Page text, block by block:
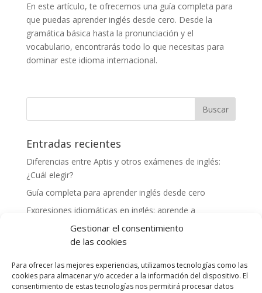
Gestionar el consentimiento
de las cookies
Para ofrecer las mejores experiencias, utilizamos tecnologías como las
cookies para almacenar y/o acceder a la información del dispositivo. El
consentimiento de estas tecnologías nos permitirá procesar datos
En este artículo, te ofrecemos una guía completa para
que puedas aprender inglés desde cero. Desde la
gramática básica hasta la pronunciación y el
vocabulario, encontrarás todo lo que necesitas para
dominar este idioma internacional.
Entradas recientes
Diferencias entre Aptis y otros exámenes de inglés:
¿Cuál elegir?
Guía completa para aprender inglés desde cero
Expresiones idiomáticas en inglés: aprende a
comunicarte como un nativo
Cómo mejorar tu vocabulario en inglés: consejos y
Experiencias exitosas de profesores preparando a
alumnos para el examen Aptis